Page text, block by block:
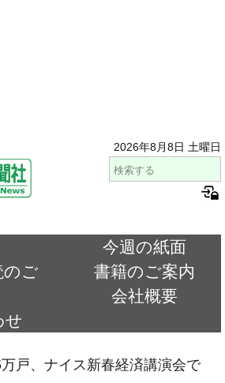
2026年8月8日 土曜日
今週の紙面
のご
書籍のご案内
会社概要
せ
戸、ナイス新春経済講演会で